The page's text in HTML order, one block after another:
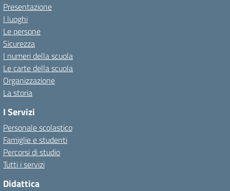
Presentazione
I luoghi
Le persone
Sicurezza
I numeri della scuola
Le carte della scuola
Organizzazione
La storia
I Servizi
Personale scolastico
Famiglie e studenti
Percorsi di studio
Tutti i servizi
Didattica